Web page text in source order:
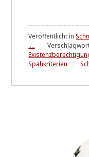
Veröffentlicht in
....
Spähkriterien